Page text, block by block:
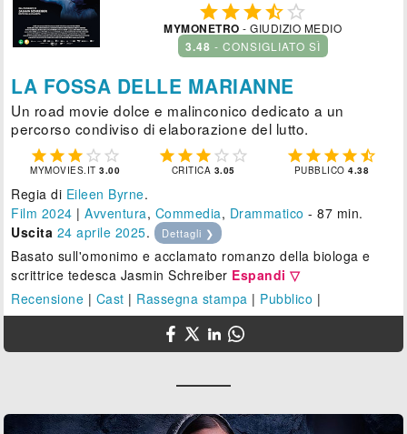
 
MYMONETRO - GIUDIZIO MEDIO
3.48 - CONSIGLIATO SÌ
LA FOSSA DELLE MARIANNE
Un road movie dolce e malinconico dedicato a un
percorso condiviso di elaborazione del lutto.
    
MYMOVIES.IT3.00
    
CRITICA 3.05
    
PUBBLICO4.38
Regia di Eileen Byrne.
Film 2024 |Avventura, Commedia, Drammatico - 87 min.
Uscita 24 aprile 2025. Dettagli ❯
Basato sull'omonimo e acclamato romanzo della biologa e
scrittrice tedesca Jasmin Schreiber Espandi ▽
Recensione | Cast | Rassegna stampa | Pubblico |